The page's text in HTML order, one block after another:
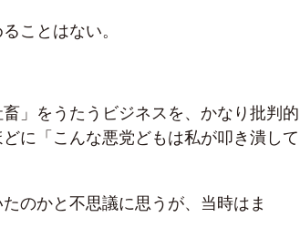
ことはない。
」をうたうビジネスを、かなり批判的
に「こんな悪党どもは私が叩き潰して
のかと不思議に思うが、当時はま